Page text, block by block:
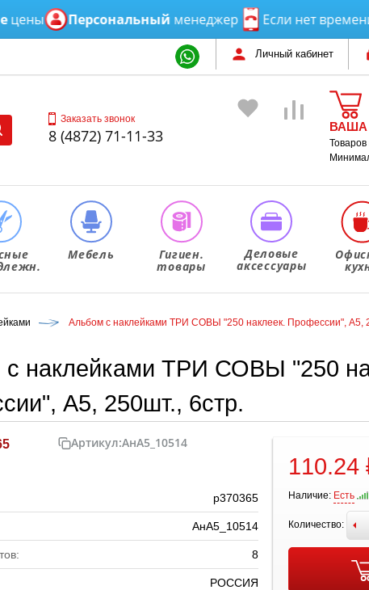
Персональныйменеджер Если нет времени на
Личный кабинет
Заказать звонок
8 (4872) 71-11-33 ВАША
Товаров
Мебель Гигиен.
товары
Деловые
аксессуары
Альбом с наклейками ТРИ СОВЫ "250 наклеек. Профессии", А5,
наклейками ТРИ СОВЫ "250
А5, 250шт., 6стр.
Артикул:АнА5_10514
р370365
АнА5_10514
8
РОССИЯ
110.24
Наличие: Есть
Количество: